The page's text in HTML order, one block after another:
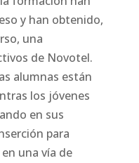
y han obtenido,
una
de Novotel.
alumnas están
los jóvenes
en sus
para
una vía de